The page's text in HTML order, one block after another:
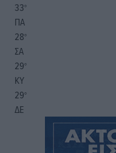
33°
ΠΑ
28°
ΣΑ
29°
ΚΥ
29°
ΔΕ